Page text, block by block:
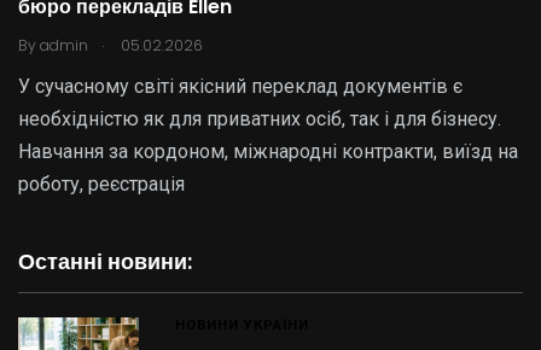
бюро перекладів Ellen
By admin . 05.02.2026
У сучасному світі якісний переклад документів є
необхідністю як для приватних осіб, так і для бізнесу.
Навчання за кордоном, міжнародні контракти, виїзд на
роботу, реєстрація
Останні новини: